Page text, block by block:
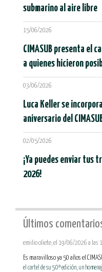
submarino al aire libre
15/06/2026
CIMASUB presenta el
a quienes hicieron
03/06/2026
Luca Keller se
aniversario del
02/05/2026
¡Ya puedes enviar tus
2026!
Últimos
emilio oliete, el 19/06/2026 a las
Es maravilloso ya 50 años el
el cartel de su 50ª edición, un